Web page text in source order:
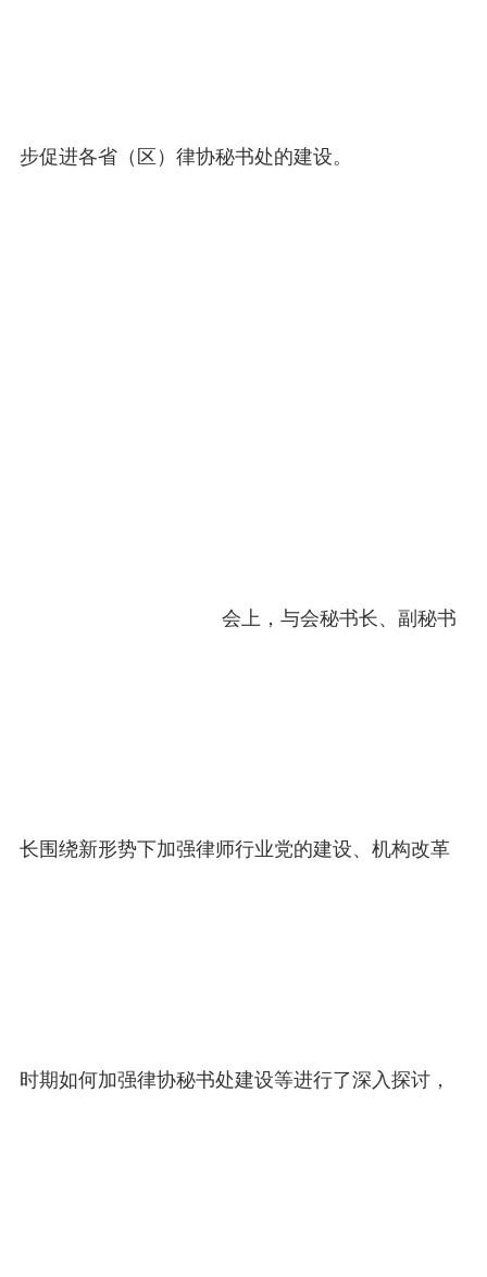
步促进各省（区）律协秘书处的建设。
会上，与会秘书长、副秘书
长围绕新形势下加强律师行业党的建设、机构改革
时期如何加强律协秘书处建设等进行了深入探讨，